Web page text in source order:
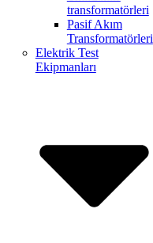
transformatörleri
Pasif Akım
Transformatörleri
Elektrik Test
Ekipmanları